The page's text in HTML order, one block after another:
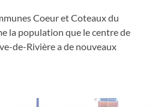
Coeur et Coteaux du
la population que le centre de
de-Rivière a de nouveaux